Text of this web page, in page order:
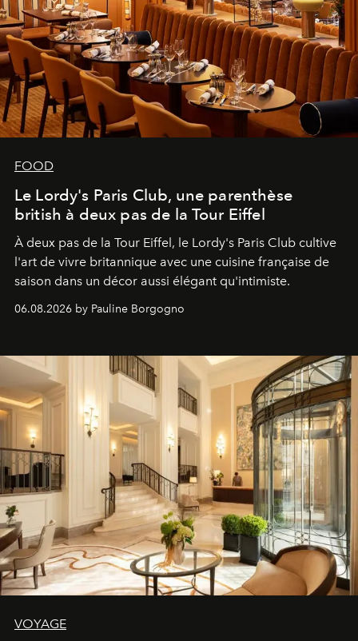
FOOD
Le Lordy's Paris Club, une parenthèse
british à deux pas de la Tour Eiffel
À deux pas de la Tour Eiffel, le Lordy's Paris Club cultive
l'art de vivre britannique avec une cuisine française de
saison dans un décor aussi élégant qu'intimiste.
06.08.2026 by Pauline Borgogno
VOYAGE